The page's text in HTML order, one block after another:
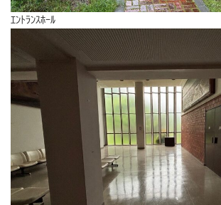
ｴﾝﾄﾗﾝｽﾎｰﾙ